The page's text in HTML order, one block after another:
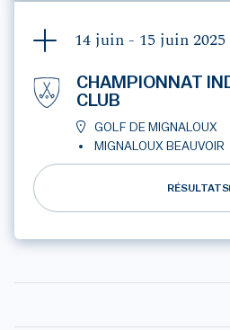
14 juin - 15 juin 2025
CHAMPIONNAT
CLUB
GOLF DE MIGNALOUX
MIGNALOUX BEAUVOIR
RÉSULTATS